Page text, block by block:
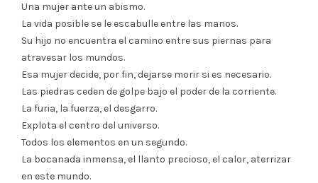
Una mujer ante un abismo.
La vida posible se le escabulle entre las manos.
Su hijo no encuentra el camino entre sus piernas para
atravesar los mundos.
Esa mujer decide, por fin, dejarse morir si es necesario.
Las piedras ceden de golpe bajo el poder de la corriente.
La furia, la fuerza, el desgarro.
Explota el centro del universo.
Todos los elementos en un segundo.
La bocanada inmensa, el llanto precioso, el calor, aterrizar
en este mundo.